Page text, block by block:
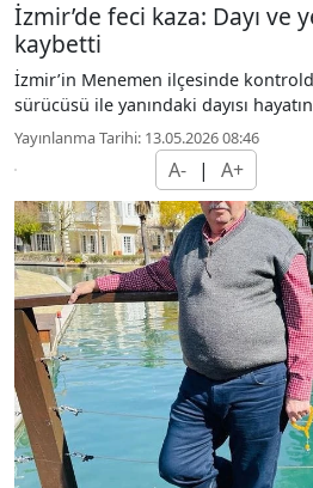
İzmir’de feci kaza: Dayı ve
kaybetti
İzmir’in Menemen ilçesinde
sürücüsü ile yanındaki dayısı
Yayınlanma Tarihi: 13.05.2026 08:46
A- | A+